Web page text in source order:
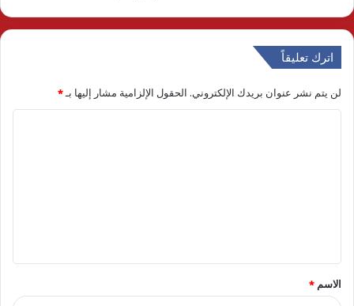
اترك تعليقاً
لن يتم نشر عنوان بريدك الإلكتروني. الحقول الإلزامية مشار إليها بـ*
ق
*
الاسم *